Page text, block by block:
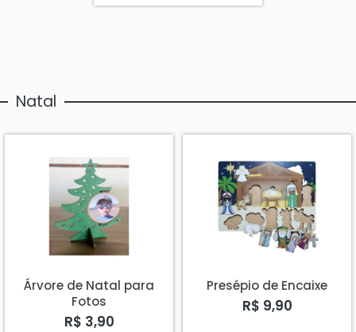
Natal
Árvore de Natal para
Fotos
R$ 3,90
Presépio de Encaixe
R$ 9,90